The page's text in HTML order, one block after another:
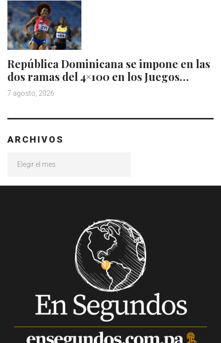
República Dominicana se impone en las
dos ramas del 4×100 en los Juegos…
7 agosto, 2026
ARCHIVOS